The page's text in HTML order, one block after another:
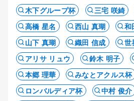
木下グループ杯 三宅 咲綺
高橋 星名
西山 真瑚
和
山下 真瑚
織田 信成
世
アリサ リュウ
鈴木 明子
本郷 理華
みなとアクルス杯
ロンバルディア杯
中村 俊介